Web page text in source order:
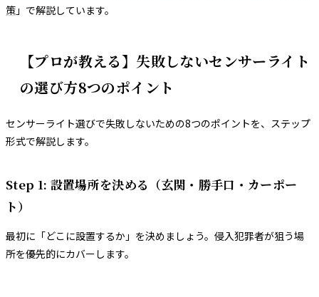
策 」で解説しています。
【プロが教える】失敗しないセンサーライト
の選び方8つのポイント
センサーライト選びで失敗しないための8つのポイントを、ステップ
形式で解説します。
Step 1: 設置場所を決める（玄関・勝手口・カーポー
ト）
最初に「どこに設置するか」を決めましょう。侵入犯罪者が狙う場
所を優先的にカバーします。